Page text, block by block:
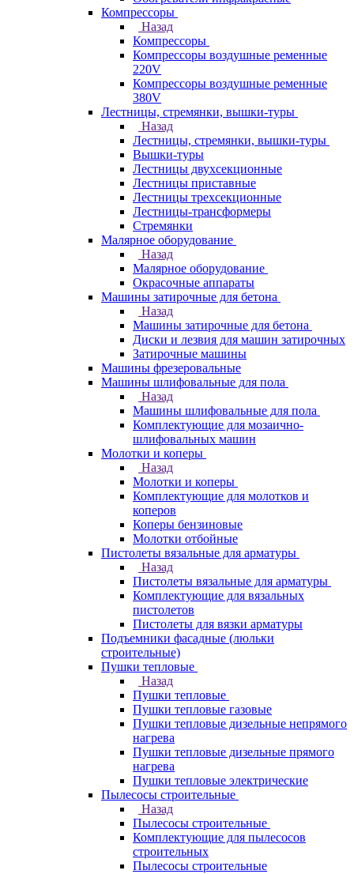
Компрессоры
Назад
Компрессоры
Компрессоры воздушные ременные
220V
Компрессоры воздушные ременные
380V
Лестницы, стремянки, вышки-туры
Назад
Лестницы, стремянки, вышки-туры
Вышки-туры
Лестницы двухсекционные
Лестницы приставные
Лестницы трехсекционные
Лестницы-трансформеры
Стремянки
Малярное оборудование
Назад
Малярное оборудование
Окрасочные аппараты
Машины затирочные для бетона
Назад
Машины затирочные для бетона
Диски и лезвия для машин затирочных
Затирочные машины
Машины фрезеровальные
Машины шлифовальные для пола
Назад
Машины шлифовальные для пола
Комплектующие для мозаично-
шлифовальных машин
Молотки и коперы
Назад
Молотки и коперы
Комплектующие для молотков и
коперов
Коперы бензиновые
Молотки отбойные
Пистолеты вязальные для арматуры
Назад
Пистолеты вязальные для арматуры
Комплектующие для вязальных
пистолетов
Пистолеты для вязки арматуры
Подъемники фасадные (люльки
строительные)
Пушки тепловые
Назад
Пушки тепловые
Пушки тепловые газовые
Пушки тепловые дизельные непрямого
нагрева
Пушки тепловые дизельные прямого
нагрева
Пушки тепловые электрические
Пылесосы строительные
Назад
Пылесосы строительные
Комплектующие для пылесосов
строительных
Пылесосы строительные